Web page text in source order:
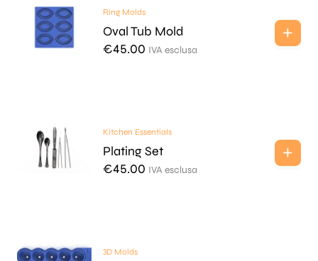
Ring Molds
Oval Tub Mold
€45.00 IVA esclusa
Kitchen Essentials
Plating Set
€45.00 IVA esclusa
3D Molds